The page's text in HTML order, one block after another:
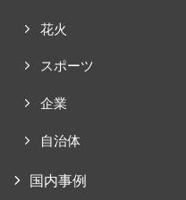
花火
スポーツ
企業
自治体
国内事例